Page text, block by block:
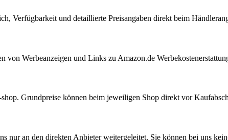
Verfügbarkeit und detaillierte Preisangaben direkt beim
von Werbeanzeigen und Links zu Amazon.de
Grundpreise können beim jeweiligen Shop direkt vor
an den direkten Anbieter weitergeleitet. Sie können bei uns